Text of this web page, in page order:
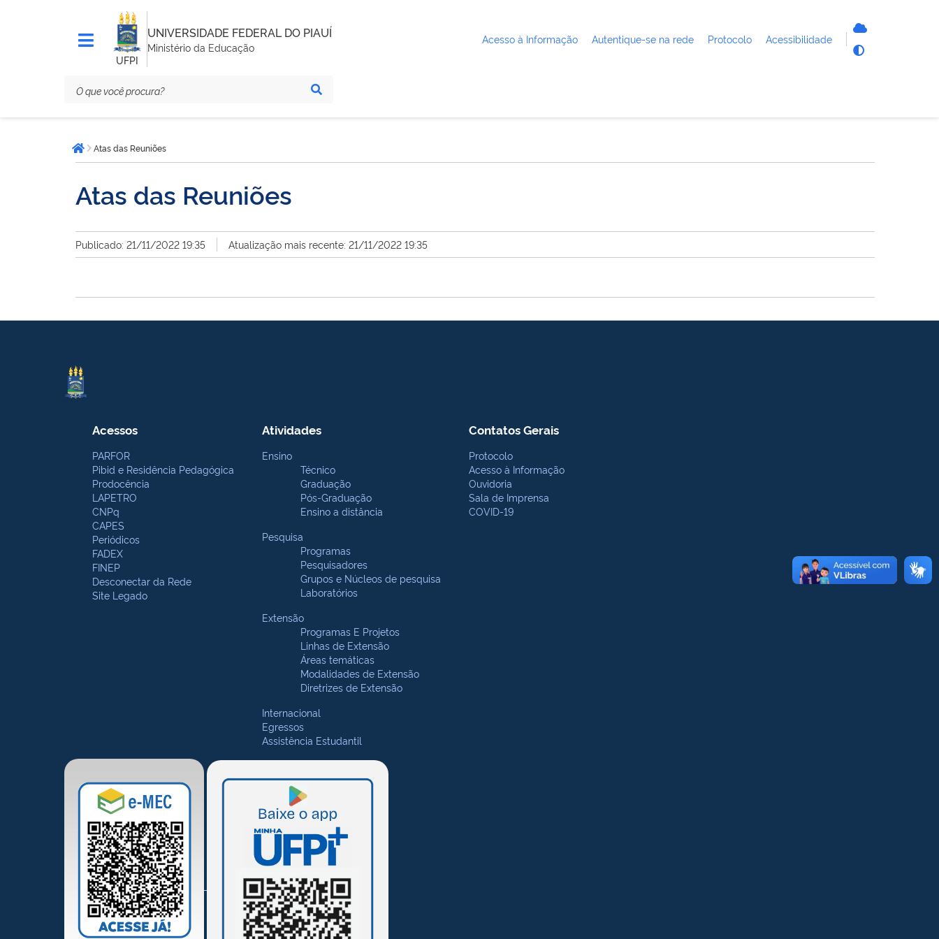
UFPI
UNIVERSIDADE FEDERAL DO PIAUÍ
Ministério da Educação
Acesso à Informação Autentique-se na rede Protocolo Acessibilidade
está
aqui:Página inicial
Atas das Reuniões
Atas das Reuniões
Publicado: 21/11/2022 19:35 Atualização mais recente: 21/11/2022 19:35
Acessos
PARFOR
Pibid e Residência Pedagógica
Prodocência
LAPETRO
CNPq
CAPES
Periódicos
FADEX
FINEP
Desconectar da Rede
Site Legado
Atividades
Ensino
Técnico
Graduação
Pós-Graduação
Ensino a distância
Pesquisa
Programas
Pesquisadores
Grupos e Núcleos de pesquisa
Laboratórios
Extensão
Programas E Projetos
Linhas de Extensão
Áreas temáticas
Modalidades de Extensão
Diretrizes de Extensão
Internacional
Egressos
Assistência Estudantil
Contatos Gerais
Protocolo
Acesso à Informação
Ouvidoria
Sala de Imprensa
COVID-19